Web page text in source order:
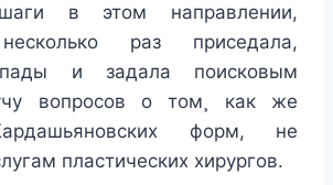
в этом направлении,
раз приседала,
и задала поисковым
вопросов о том¸ как же
форм, не
пластических хирургов.